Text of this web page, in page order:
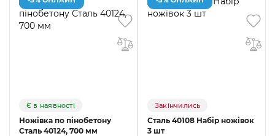
Є в наявності
Ножівка по пінобетону
Сталь 40124, 700 мм
Закінчились
Сталь 40108 Набір ножівок
3 шт